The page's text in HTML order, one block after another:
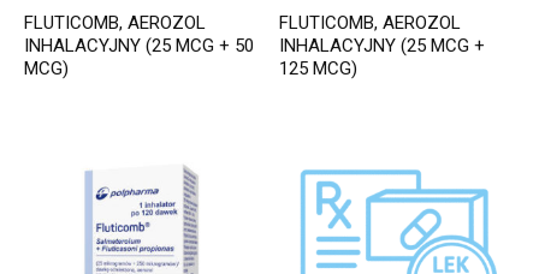
FLUTICOMB, AEROZOL
INHALACYJNY (25 MCG + 50
MCG)
FLUTICOMB, AEROZOL
INHALACYJNY (25 MCG +
125 MCG)